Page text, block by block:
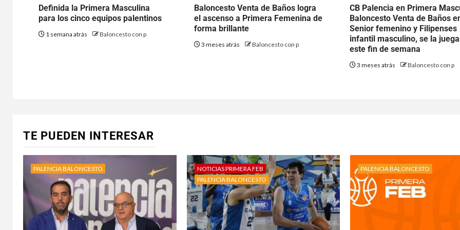
Definida la Primera Masculina
para los cinco equipos palentinos
1 semana atrás Baloncesto con p
Baloncesto Venta de Baños logra
el ascenso a Primera Femenina de
forma brillante
3 meses atrás Baloncesto con p
CB Palencia en Primera
Baloncesto Venta de Baños
Senior femenino y Filipenses
infantil masculino, se la
este fin de semana
3 meses atrás Baloncesto con p
TE PUEDEN INTERESAR
PALENCIA BALONCESTO
NOTICIAS PRIMERA FEB
PALENCIA BALONCESTO
PALENCIA BALONCESTO